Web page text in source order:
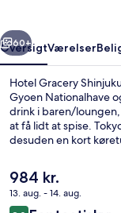
Næste
60+
OversigtVærelser
Hotel Gracery
Gyoen Nationalhave
drink i baren/
at få lidt at spise.
desuden en kort
ligger 5 minutter
minutter væk.
Den
nuværende
pris
984 kr.
13. aug. - 14. aug.